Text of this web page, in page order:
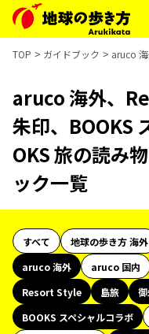
TOP ガイドブック aruco
aruco 海外、
朱印、BOOKS
OKS 旅の読み
ック一覧
すべて 地球の歩き方 海外
aruco 海外
aruco 国内
Resort Style
島旅
BOOKS スペシャルコラボ